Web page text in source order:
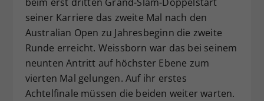
seiner Karriere das zweite Mal nach den
Australian Open zu Jahresbeginn die zweite
Runde erreicht. Weissborn war das bei seinem
neunten Antritt auf höchster Ebene zum
vierten Mal gelungen. Auf ihr erstes
Achtelfinale müssen die beiden weiter warten.